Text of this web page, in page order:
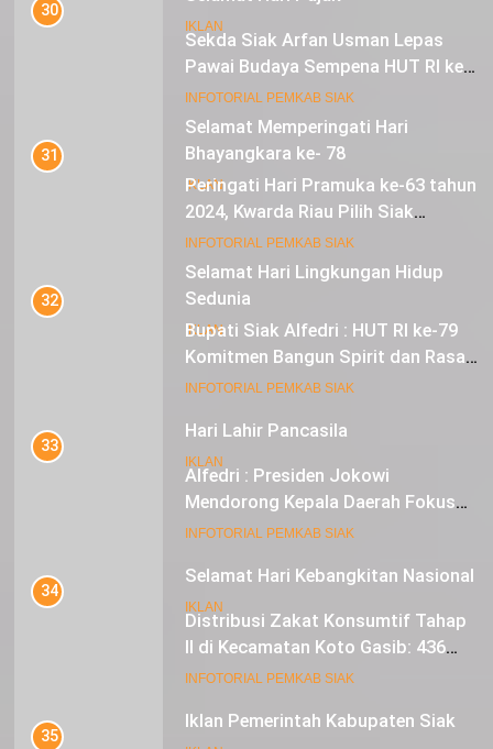
IKLAN
Selamat Memperingati Hari
Bhayangkara ke- 78
IKLAN
Selamat Hari Lingkungan Hidup
Sedunia
IKLAN
Hari Lahir Pancasila
IKLAN
Selamat Hari Kebangkitan Nasional
IKLAN
Iklan Pemerintah Kabupaten Siak
30
Sekda Siak Arfan Usman Lepas
Pawai Budaya Sempena HUT RI ke-
79
INFOTORIAL PEMKAB SIAK
31
Peringati Hari Pramuka ke-63 tahun
2024, Kwarda Riau Pilih Siak
Sebagai Tuan Rumah
INFOTORIAL PEMKAB SIAK
32
Bupati Siak Alfedri : HUT RI ke-79
Komitmen Bangun Spirit dan Rasa
Nasionalisme
INFOTORIAL PEMKAB SIAK
33
Alfedri : Presiden Jokowi
Mendorong Kepala Daerah Fokus
pada Inflasi dan Pilkada Serentak
INFOTORIAL PEMKAB SIAK
34
Distribusi Zakat Konsumtif Tahap
II di Kecamatan Koto Gasib: 436
Mustahik Terima Bantuan
INFOTORIAL PEMKAB SIAK
35